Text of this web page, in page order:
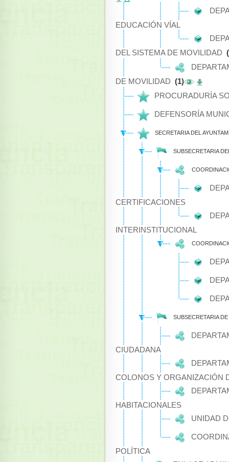
EDUCACIÓN VÍAL
DEL SISTEMA DE MOVILIDAD
DE MOVILIDAD (1)
PROCURADURÍA
DEFENSORÍA
SECRETARIA DEL
SUBSECRETARIA
CERTIFICACIONES
INTERINSTITUCIONAL
SUBSECRETARIA
CIUDADANA
COLONOS Y ORGANIZACIÓN
HABITACIONALES
UNIDAD
POLÍTICA